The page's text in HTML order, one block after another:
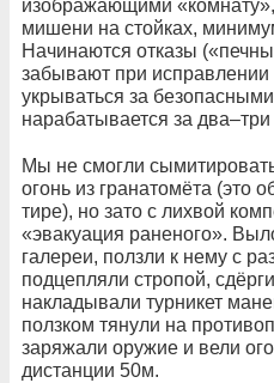
изображающими
мишени на стойках,
Начинаются отказы
забывают при исправлении
укрываться за
нарабатывается за
Мы не смогли
огонь из гранатомёта (это
тире), но зато с лихвой
«эвакуация раненого».
галереи, ползли к нему с
подцепляли стропой,
накладывали турникет
ползком тянули на
заряжали оружие и вели
дистанции 50м.